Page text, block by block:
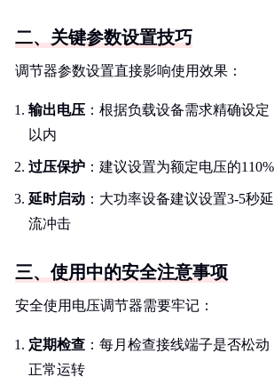
二、关键参数设置技巧
调节器参数设置直接影响使用效果：
输出电压 ：根据负载设备需求精确设
以内
过压保护 ：建议设置为额定电压的
延时启动 ：大功率设备建议设置3-5秒
流冲击
三、使用中的安全注意事项
安全使用电压调节器需要牢记：
定期检查 ：每月检查接线端子是否松
正常运转